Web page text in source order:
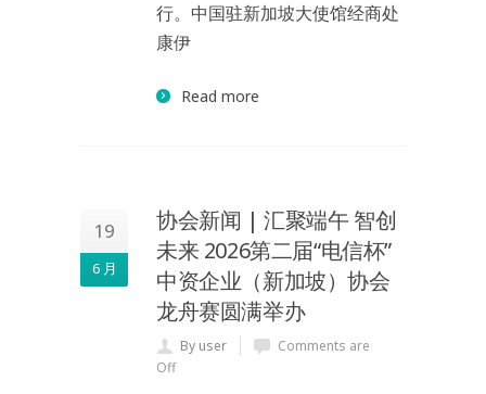
行。中国驻新加坡大使馆经商处
康伊
Read more
19
6 月
协会新闻 | 汇聚端午 智创
未来 2026第二届“电信杯”
中资企业（新加坡）协会
龙舟赛圆满举办
By user
Comments are
Off